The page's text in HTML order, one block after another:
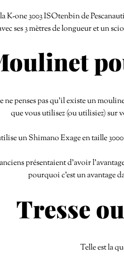
K-one 3003 ISOtenbin de
ses 3 mètres de longueur et un
ne penses pas qu’il existe un
que vous utilisez (ou utilisiez) sur
un Shimano Exage en taille
présentaient d’avoir
pourquoi c’est un avantage
Tresse
Telle est la